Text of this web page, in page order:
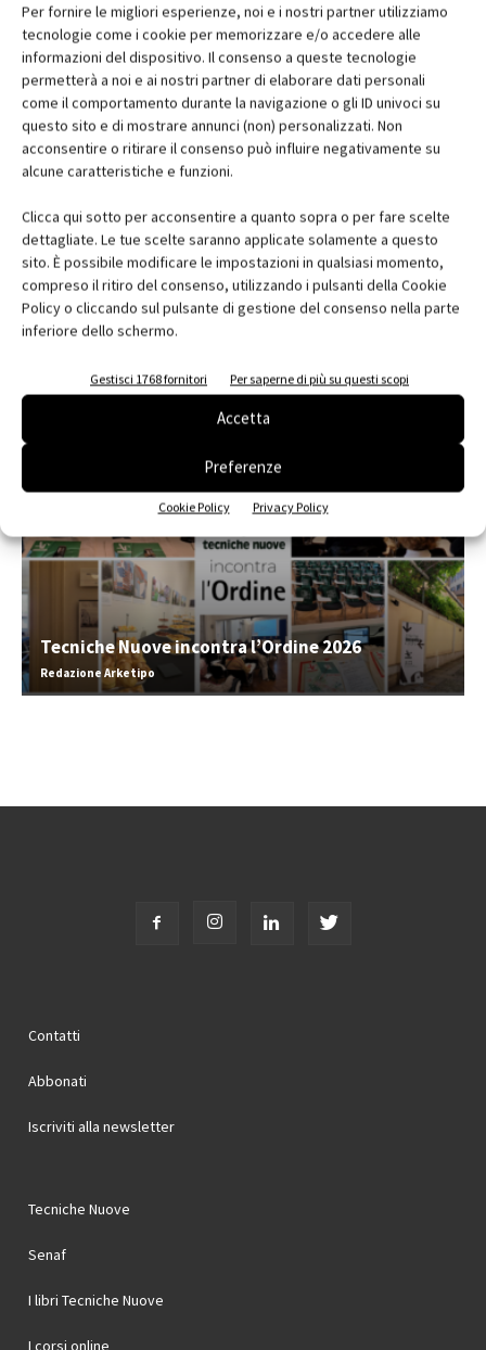
Per fornire le migliori esperienze, noi e i nostri partner utilizziamo
tecnologie come i cookie per memorizzare e/o accedere alle
informazioni del dispositivo. Il consenso a queste tecnologie
permetterà a noi e ai nostri partner di elaborare dati personali
come il comportamento durante la navigazione o gli ID univoci su
questo sito e di mostrare annunci (non) personalizzati. Non
acconsentire o ritirare il consenso può influire negativamente su
alcune caratteristiche e funzioni.
Clicca qui sotto per acconsentire a quanto sopra o per fare scelte
dettagliate. Le tue scelte saranno applicate solamente a questo
sito. È possibile modificare le impostazioni in qualsiasi momento,
compreso il ritiro del consenso, utilizzando i pulsanti della Cookie
Policy o cliccando sul pulsante di gestione del consenso nella parte
inferiore dello schermo.
Gestisci 1768 fornitori Per saperne di più su questi scopi
Accetta
Preferenze
Cookie Policy Privacy Policy
Edicola web
Abbonati e regala
Iscriviti alla newsletter
EVENTI
Tecniche Nuove incontra l’Ordine 2026
Redazione Arketipo
Contatti
Abbonati
Iscriviti alla newsletter
Tecniche Nuove
Senaf
I libri Tecniche Nuove